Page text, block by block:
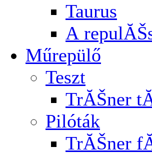
Taurus
A
Műrepülő
Teszt
TrĂŠner
Pilóták
TrĂŠner